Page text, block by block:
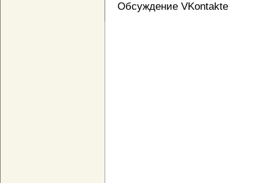
Обсуждение VKontakte